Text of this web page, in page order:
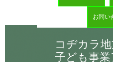
お問い
コヂカラ地
子ども事